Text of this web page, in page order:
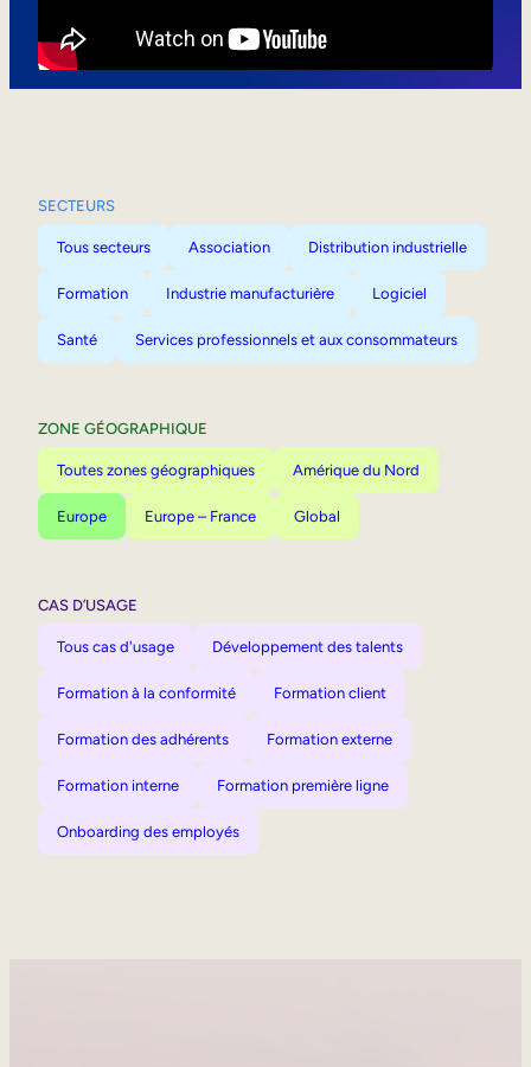
SECTEURS
Tous secteurs Association Distribution industrielle
Formation Industrie manufacturière Logiciel
Santé Services professionnels et aux consommateurs
ZONE GÉOGRAPHIQUE
Toutes zones géographiques Amérique du Nord
Europe Europe – France Global
CAS D’USAGE
Tous cas d'usage Développement des talents
Formation à la conformité Formation client
Formation des adhérents Formation externe
Formation interne Formation première ligne
Onboarding des employés